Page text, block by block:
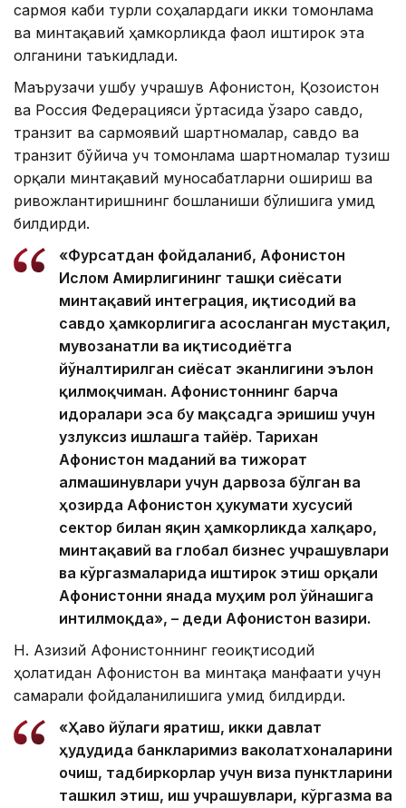
сармоя каби турли соҳалардаги икки томонлама
ва минтақавий ҳамкорликда фаол иштирок эта
олганини таъкидлади.
Маърузачи ушбу учрашув Афғонистон, Қозоғистон
ва Россия Федерацияси ўртасида ўзаро савдо,
транзит ва сармоявий шартномалар, савдо ва
транзит бўйича уч томонлама шартномалар тузиш
орқали минтақавий муносабатларни ошириш ва
ривожлантиришнинг бошланиши бўлишига умид
билдирди.
«Фурсатдан фойдаланиб, Афғонистон
Ислом Амирлигининг ташқи сиёсати
минтақавий интеграция, иқтисодий ва
савдо ҳамкорлигига асосланган мустақил,
мувозанатли ва иқтисодиётга
йўналтирилган сиёсат эканлигини эълон
қилмоқчиман. Афғонистоннинг барча
идоралари эса бу мақсадга эришиш учун
узлуксиз ишлашга тайёр. Тарихан
Афғонистон маданий ва тижорат
алмашинувлари учун дарвоза бўлган ва
ҳозирда Афғонистон ҳукумати хусусий
сектор билан яқин ҳамкорликда халқаро,
минтақавий ва глобал бизнес учрашувлари
ва кўргазмаларида иштирок этиш орқали
Афғонистонни янада муҳим рол ўйнашига
интилмоқда», – деди Афғонистон вазири.
Н. Азизий Афғонистоннинг геоиқтисодий
ҳолатидан Афғонистон ва минтақа манфаати учун
самарали фойдаланилишига умид билдирди.
«Ҳаво йўлаги яратиш, икки давлат
ҳудудида банкларимиз ваколатхоналарини
очиш, тадбиркорлар учун виза пунктларини
ташкил этиш, иш учрашувлари, кўргазма ва